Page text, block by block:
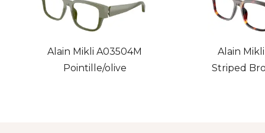
Alain Mikli A03504M
Pointille/olive
Alain
Striped